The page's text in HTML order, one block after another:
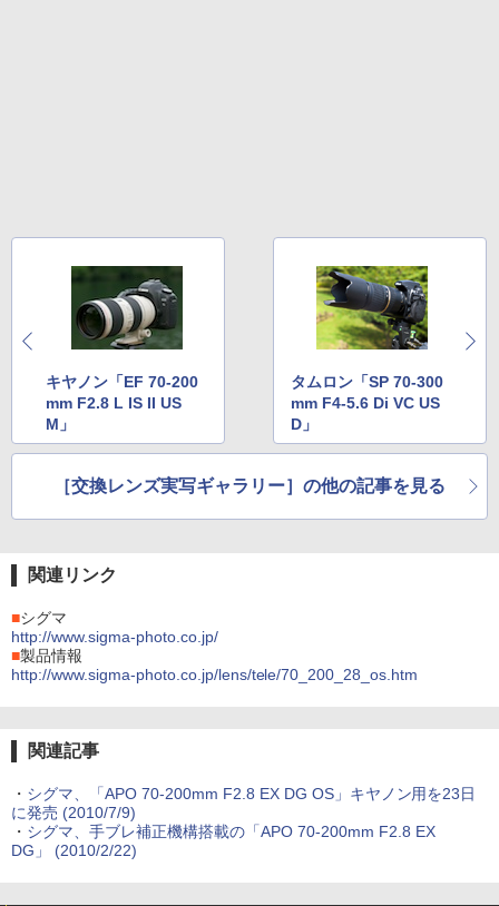
キヤノン「EF 70-200
mm F2.8 L IS II US
M」
タムロン「SP 70-300
mm F4-5.6 Di VC US
D」
［交換レンズ実写ギャラリー］の他の記事を見る
関連リンク
■シグマ
http://www.sigma-photo.co.jp/
■製品情報
http://www.sigma-photo.co.jp/lens/tele/70_200_28_os.htm
関連記事
・ シグマ、「APO 70-200mm F2.8 EX DG OS」キヤノン用を23日
に発売 (2010/7/9)
・ シグマ、手ブレ補正機構搭載の「APO 70-200mm F2.8 EX
DG」 (2010/2/22)